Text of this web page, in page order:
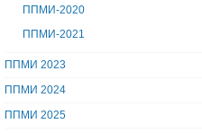
ППМИ-2020
ППМИ-2021
ППМИ 2023
ППМИ 2024
ППМИ 2025